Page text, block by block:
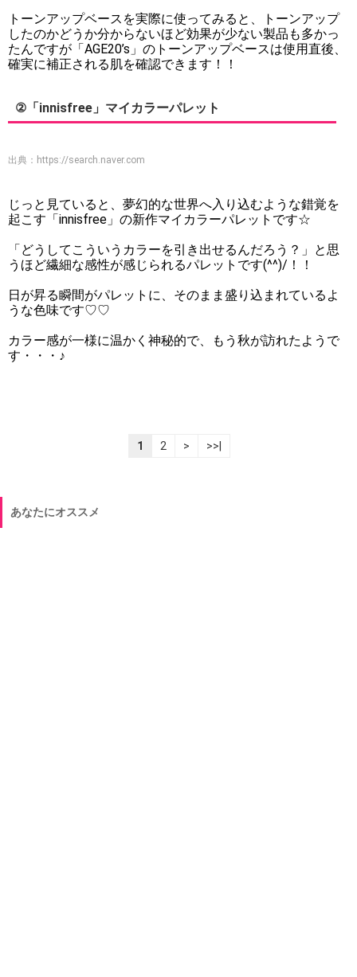
トーンアップベースを実際に使ってみると、トーンアップ
したのかどうか分からないほど効果が少ない製品も多かっ
たんですが「AGE20’s」のトーンアップベースは使用直後、
確実に補正される肌を確認できます！！
②「innisfree」マイカラーパレット
出典： https://search.naver.com
じっと見ていると、夢幻的な世界へ入り込むような錯覚を
起こす「innisfree」の新作マイカラーパレットです☆
「どうしてこういうカラーを引き出せるんだろう？」と思
うほど繊細な感性が感じられるパレットです(^^)/！！
日が昇る瞬間がパレットに、そのまま盛り込まれているよ
うな色味です♡♡
カラー感が一様に温かく神秘的で、もう秋が訪れたようで
す・・・♪
1 2 > >>|
あなたにオススメ